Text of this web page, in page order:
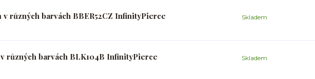
v různých barvách BBER52CZ InfinityPierce Skladem
různých barvách BLK104B InfinityPierce Skladem